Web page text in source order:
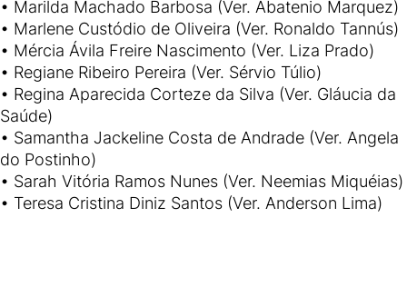
• Marilda Machado Barbosa (Ver. Abatenio Marquez)
• Marlene Custódio de Oliveira (Ver. Ronaldo Tannús)
• Mércia Ávila Freire Nascimento (Ver. Liza Prado)
• Regiane Ribeiro Pereira (Ver. Sérvio Túlio)
• Regina Aparecida Corteze da Silva (Ver. Gláucia da
Saúde)
• Samantha Jackeline Costa de Andrade (Ver. Angela
do Postinho)
• Sarah Vitória Ramos Nunes (Ver. Neemias Miquéias)
• Teresa Cristina Diniz Santos (Ver. Anderson Lima)